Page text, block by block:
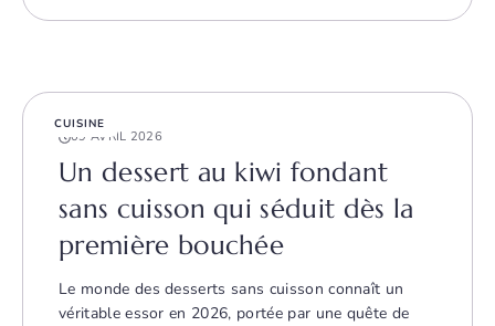
CUISINE
09 AVRIL 2026
Un dessert au kiwi fondant
sans cuisson qui séduit dès la
première bouchée
Le monde des desserts sans cuisson connaît un
véritable essor en 2026, portée par une quête de